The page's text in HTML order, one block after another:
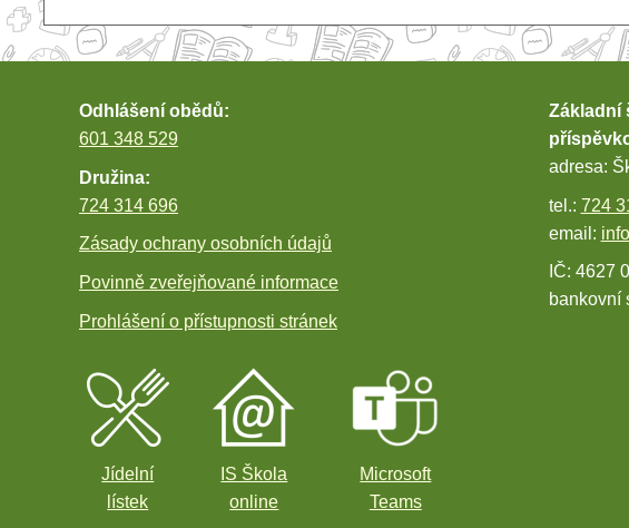
příspěvek
Odhlášení obědů:
601 348 529
Družina:
724 314 696
Zásady ochrany osobních údajů
Povinně zveřejňované informace
Prohlášení o přístupnosti stránek
Jídelní
lístek
IS Škola
online
Microsoft
Teams
Základní
adresa:
tel.: 724
email:
IČ: 4627
bankovní